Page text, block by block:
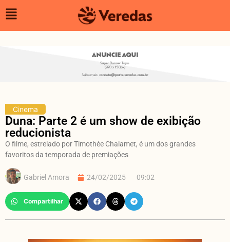
Cinema
Duna: Parte 2 é um show de exibição
reducionista
O filme, estrelado por Timothée Chalamet, é um dos grandes
favoritos da temporada de premiações
Gabriel Amora 24/02/2025 09:02
Compartilhar